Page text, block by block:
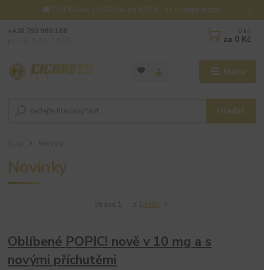
🚚 DOPRAVA ZDARMA od 800 Kč na výdejní místa!
Menu
Hledat
+420 793 960 166
0 ks
za 0 Kč
Úvod
Novinky
další
Oblíbené POPIC! nově v 10 mg a s
novými příchutěmi